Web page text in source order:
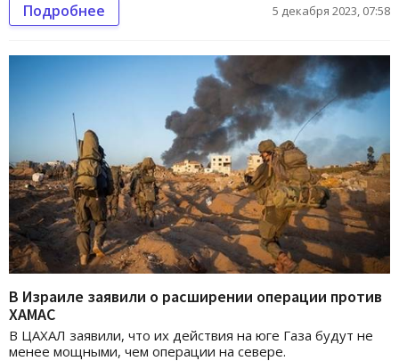
Подробнее 5 декабря 2023, 07:58
В Израиле заявили о расширении операции против
ХАМАС
В ЦАХАЛ заявили, что их действия на юге Газа будут не
менее мощными, чем операции на севере.